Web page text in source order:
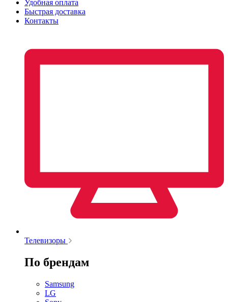
Удобная оплата
Быстрая доставка
Контакты
Телевизоры
По брендам
Samsung
LG